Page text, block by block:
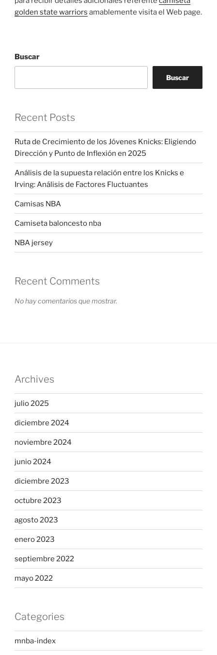
golden state warriors amablemente visita el Web page.
Buscar
Buscar
Recent Posts
Ruta de Crecimiento de los Jóvenes Knicks: Eligiendo
Dirección y Punto de Inflexión en 2025
Análisis de la supuesta relación entre los Knicks e
Irving: Análisis de Factores Fluctuantes
Camisas NBA
Camiseta baloncesto nba
NBA jersey
Recent Comments
No hay comentarios que mostrar.
Archives
julio 2025
diciembre 2024
noviembre 2024
junio 2024
diciembre 2023
octubre 2023
agosto 2023
enero 2023
septiembre 2022
mayo 2022
Categories
mnba-index